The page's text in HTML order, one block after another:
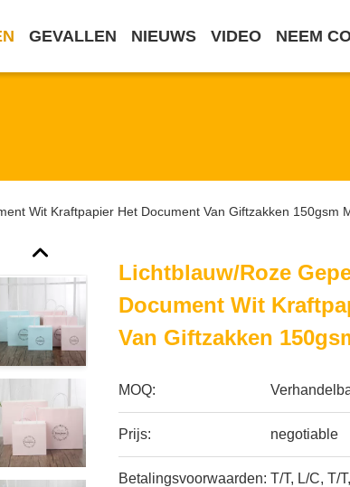
GEVALLEN NIEUWS VIDEO NEEM
Wit Kraftpapier Het Document Van Giftzakken 150gsm
Lichtblauw/Roze
Document Wit
Van Giftzakken
MOQ:
Prijs: negotiable
Betalingsvoorwaarden: T/T, L/C, T/